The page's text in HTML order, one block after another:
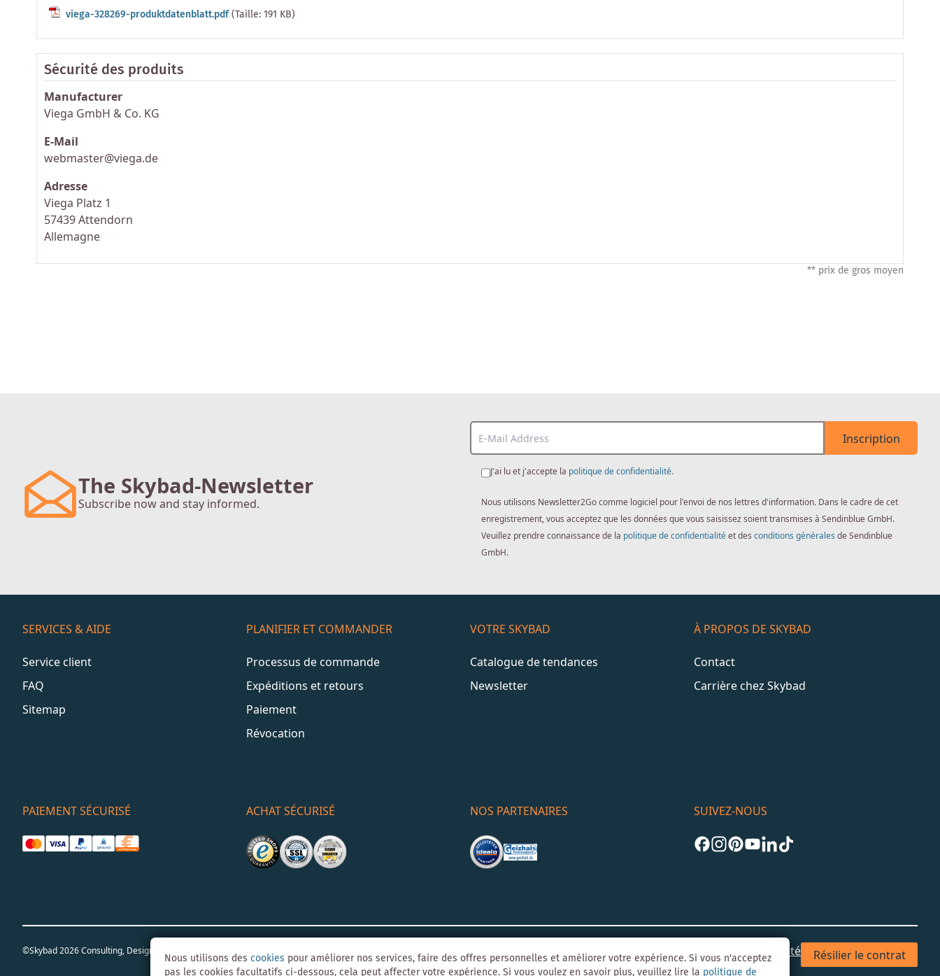
viega-328269-produktdatenblatt.pdf(Taille: 191 KB)
Sécurité des produits
Manufacturer
Viega GmbH & Co. KG
E-Mail
webmaster@viega.de
Adresse
Viega Platz 1
57439 Attendorn
Allemagne
** prix de gros moyen
The Skybad-Newsletter
Subscribe now and stay informed.
Inscription
J'ai lu et j'accepte la politique de confidentialité.
Nous utilisons Newsletter2Go comme logiciel pour l'envoi de nos lettres d'information. Dans le cadre de cet
enregistrement, vous acceptez que les données que vous saisissez soient transmises à Sendinblue GmbH.
Veuillez prendre connaissance de la politique de confidentialitéet des conditions générales de Sendinblue
GmbH.
SERVICES & AIDE
Service client
FAQ
Sitemap
PLANIFIER ET COMMANDER
Processus de commande
Expéditions et retours
Paiement
Révocation
VOTRE SKYBAD
Catalogue de tendances
Newsletter
À PROPOS DE SKYBAD
Contact
Carrière chez Skybad
PAIEMENT SÉCURISÉ ACHAT SÉCURISÉ NOS PARTENAIRES SUIVEZ-NOUS
©Skybad 2026 Consulting, Design und Programmierung durch die Magento-Agentur Mentions légales CGV Confidentialité & Sécurité Résilier le contrat
Nous utilisons descookies pour améliorer nos services, faire des offres personnelles et améliorer votre expérience. Si vous n'acceptez
pas les cookies facultatifs ci-dessous, cela peut affecter votre expérience. Si vous voulez en savoir plus, veuillez lire la politique de